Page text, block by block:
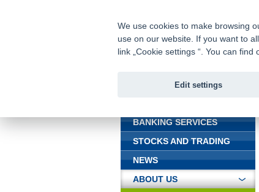
Fio banka
BANKING SERVICES
STOCKS AND TRADING
NEWS
ABOUT US
We use cookies to make browsing
use on our website. If you want to
link „Cookie settings “. You can
Edit settings